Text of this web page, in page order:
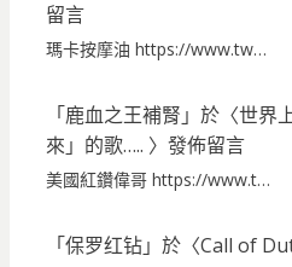
留言
瑪卡按摩油 https://www.tw…
「鹿血之王補腎 」於〈世界
來」的歌….. 〉發佈留言
美國紅鑽偉哥 https://www.t…
「保罗红钻」於〈Call of